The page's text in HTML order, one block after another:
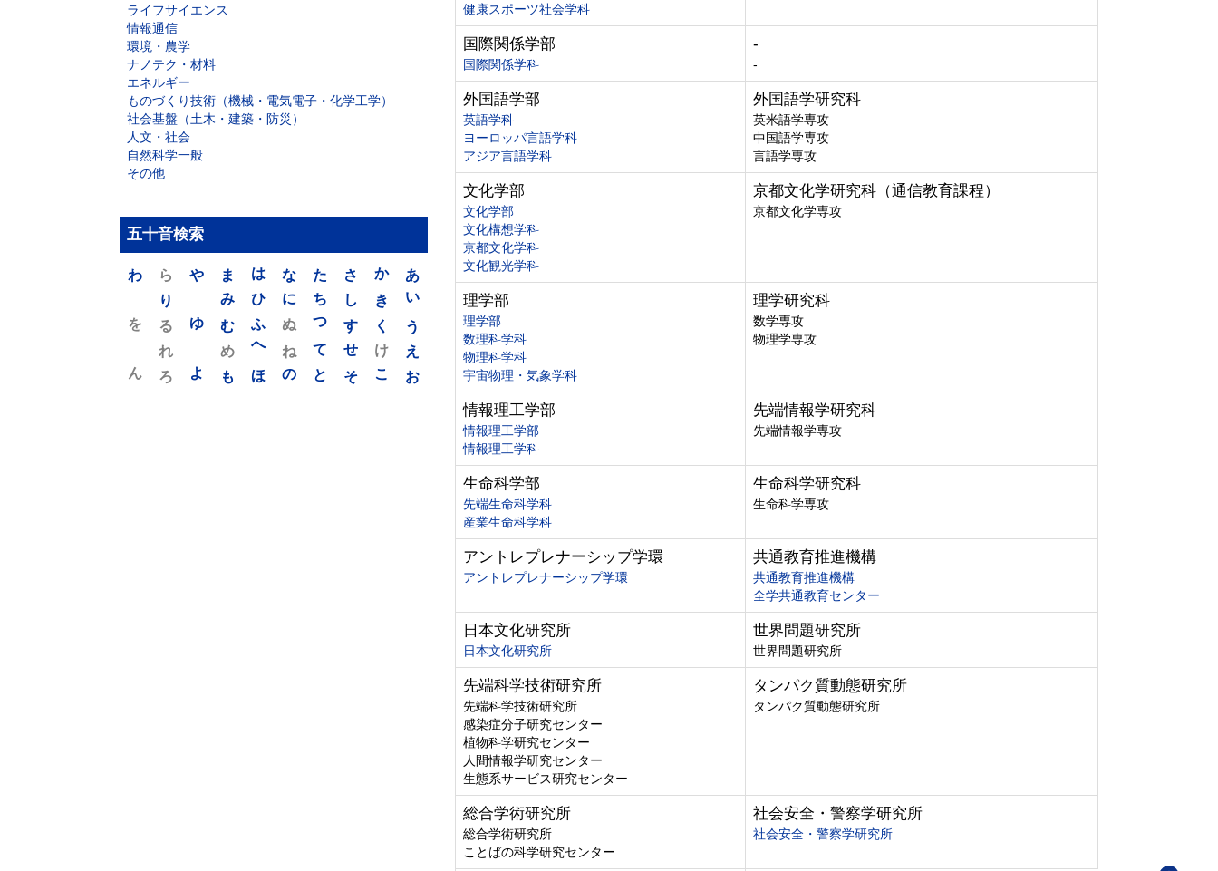
ライフサイエンス
情報通信
環境・農学
ナノテク・材料
エネルギー
ものづくり技術（機械・電気電子・化学工学）
社会基盤（土木・建築・防災）
人文・社会
自然科学一般
その他
五十音検索
あ
い
う
え
お
か
き
く
け
こ
さ
し
す
せ
そ
た
ち
つ
て
と
な
に
ぬ
ね
の
は
ひ
ふ
へ
ほ
ま
み
む
め
も
や
ゆ
よ
ら
り
る
れ
ろ
わ
を
ん
健康スポーツ社会学科
国際関係学部
国際関係学科
-
-
外国語学部
英語学科
ヨーロッパ言語学科
アジア言語学科
外国語学研究科
英米語学専攻
中国語学専攻
言語学専攻
文化学部
文化学部
文化構想学科
京都文化学科
文化観光学科
京都文化学研究科（通信教育課程）
京都文化学専攻
理学部
理学部
数理科学科
物理科学科
宇宙物理・気象学科
理学研究科
数学専攻
物理学専攻
情報理工学部
情報理工学部
情報理工学科
先端情報学研究科
先端情報学専攻
生命科学部
先端生命科学科
産業生命科学科
生命科学研究科
生命科学専攻
アントレプレナーシップ学環
アントレプレナーシップ学環
共通教育推進機構
共通教育推進機構
全学共通教育センター
日本文化研究所
日本文化研究所
世界問題研究所
世界問題研究所
先端科学技術研究所
先端科学技術研究所
感染症分子研究センター
植物科学研究センター
人間情報学研究センター
生態系サービス研究センター
タンパク質動態研究所
タンパク質動態研究所
総合学術研究所
総合学術研究所
ことばの科学研究センター
社会安全・警察学研究所
社会安全・警察学研究所